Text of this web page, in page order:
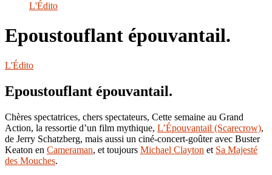
L'Édito
Epoustouflant épouvantail.
L'Édito
Epoustouflant épouvantail.
Chères spectatrices, chers spectateurs, Cette semaine au Grand
Action, la ressortie d’un film mythique, L’Épouvantail (Scarecrow),
de Jerry Schatzberg, mais aussi un ciné-concert-goûter avec Buster
Keaton en Cameraman, et toujours Michael Clayton et Sa Majesté
des Mouches.